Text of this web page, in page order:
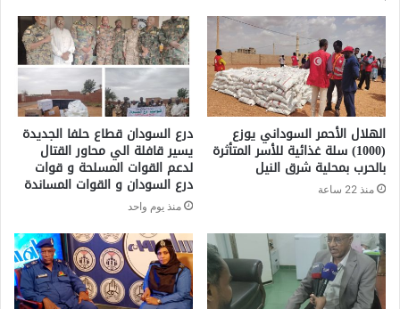
الهلال الأحمر السوداني يوزع
(1000) سلة غذائية للأسر المتأثرة
بالحرب بمحلية شرق النيل
منذ 22 ساعة
درع السودان قطاع حلفا الجديدة
يسير قافلة الي محاور القتال
لدعم القوات المسلحة و قوات
درع السودان و القوات المساندة
منذ يوم واحد